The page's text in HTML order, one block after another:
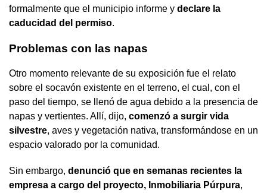
formalmente que el municipio informe y declare la
caducidad del permiso.
Problemas con las napas
Otro momento relevante de su exposición fue el relato
sobre el socavón existente en el terreno, el cual, con el
paso del tiempo, se llenó de agua debido a la presencia de
napas y vertientes. Allí, dijo, comenzó a surgir vida
silvestre, aves y vegetación nativa, transformándose en un
espacio valorado por la comunidad.
Sin embargo, denunció que en semanas recientes la
empresa a cargo del proyecto, Inmobiliaria Púrpura,